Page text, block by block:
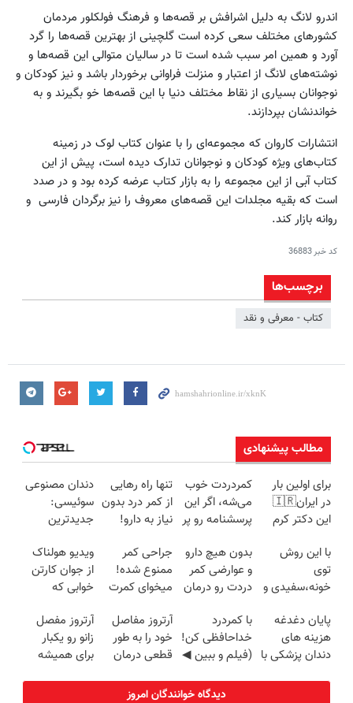
اندرو لانگ به دلیل اشرافش بر قصه‌ها و فرهنگ فولکلور مردمان
کشورهای مختلف سعی کرده است گلچینی از بهترین قصه‌ها را گرد
آورد و همین امر سبب شده است تا در سالیان متوالی این قصه‌ها و
نوشته‌های لانگ از اعتبار و منزلت فراوانی برخوردار باشد و نیز کودکان و
نوجوانان بسیاری از نقاط مختلف دنیا با این قصه‌ها خو بگیرند و به
خواندنشان بپردازند.
انتشارات کاروان که مجموعه‌ای را با عنوان کتاب لوک در زمینه
کتاب‌های ویژه کودکان و نوجوانان تدارک دیده است، ‌پیش از این
کتاب آبی از این مجموعه را به بازار کتاب عرضه کرده بود و در صدد
است که بقیه مجلدات این قصه‌های معروف را نیز برگردان فارسی و
روانه بازار کند.
کد خبر36883
برچسب‌ها
کتاب - معرفی و نقد
مطالب پیشنهادی
برای اولین بار
در ایران🇮🇷
این دکتر کرم
روزه ساخت!
کمردردت خوب
می‌شه، اگر این
پرسشنامه رو پر
تنها راه رهایی
از کمر درد بدون
نیاز به دارو!
دندان مصنوعی
سوئیسی:
جدیدترین
سبک و مقاوم |
پرداخت قسطی
با این روش
توی
خونه،سفیدی و
برگردون
(40%off)
بدون هیچ دارو
و عوارضی کمر
دردت رو درمان
(پرسش‌نامه)
جراحی کمر
ممنوع شده!
میخوای کمرت
درمان کنی؟
((پرسش‌نامه))
ویدیو هولناک
از جوان کارتن
خوابی که
آموزش رایگان
پایان دغدغه
هزینه های
دندان پزشکی با
با کمردرد
خداحافظی کن!
(فیلم و ببین ◀
آرتروز مفاصل
خود را به طور
قطعی درمان
◗پرسش‌نامه◖
آرتروز مفصل
زانو رو یکبار
برای همیشه
دیدگاه خوانندگان امروز